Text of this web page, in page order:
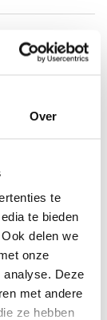
Over
te
te bieden
delen we
onze
analyse. Deze
met andere
ze hebben